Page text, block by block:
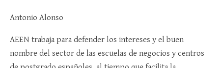
Antonio Alonso
AEEN trabaja para defender los intereses y el buen
nombre del sector de las escuelas de negocios y centros